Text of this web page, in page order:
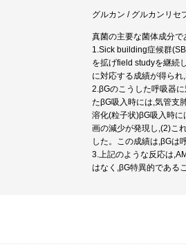
グルカン / グルカンリセ
真菌の主要な菌体成分で
1.Sick building症候群
を拡げfield studyを継続
に対応する成績が得られ
2.βGのこうした呼吸器
たβG吸入時には,気管支
溶化(粒子状)βG吸入時
画の減少が発現し,(2)こ
した。この成績は,βGは
3.上記のような反応は
はなく,βG特異的である